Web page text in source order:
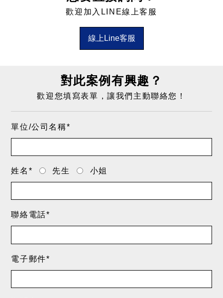
歡迎加入LINE線上客服
線上Line客服
對此案例有興趣？
歡迎您填寫表單，讓我們主動聯絡您！
單位/公司名稱*
姓名* 先生 小姐
聯絡電話*
電子郵件*